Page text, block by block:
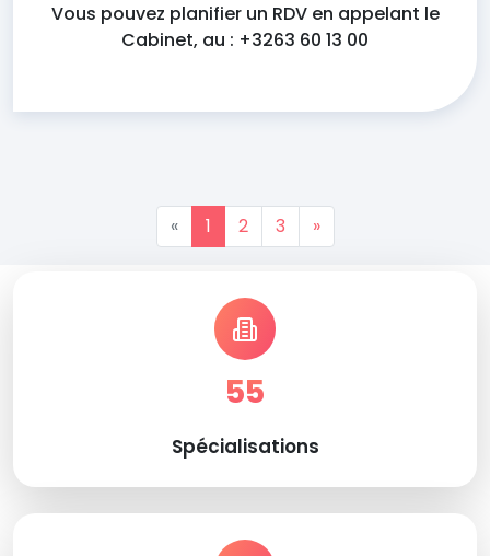
Vous pouvez planifier un RDV en appelant le
Cabinet, au : +3263 60 13 00
« 1 2 3 »
55
Spécialisations